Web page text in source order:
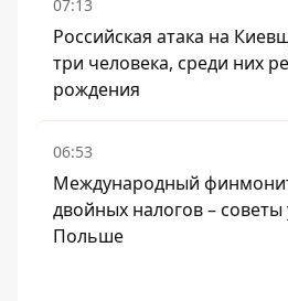
07:13
Российская атака на
три человека, среди них
рождения
06:53
Международный
двойных налогов –
Польше